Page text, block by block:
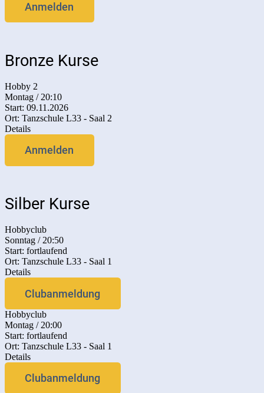
Anmelden
Bronze Kurse
Hobby 2
Montag / 20:10
Start: 09.11.2026
Ort: Tanzschule L33 - Saal 2
Details
Anmelden
Silber Kurse
Hobbyclub
Sonntag / 20:50
Start: fortlaufend
Ort: Tanzschule L33 - Saal 1
Details
Clubanmeldung
Hobbyclub
Montag / 20:00
Start: fortlaufend
Ort: Tanzschule L33 - Saal 1
Details
Clubanmeldung